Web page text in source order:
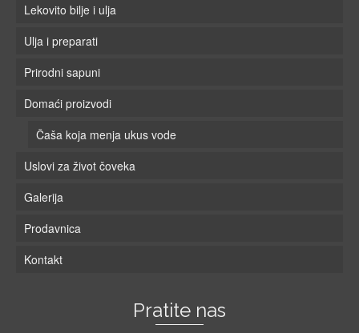
Lekovito bilje i ulja
Ulja i preparati
Prirodni sapuni
Domaći proizvodi
Čaša koja menja ukus vode
Uslovi za život čoveka
Galerija
Prodavnica
Kontakt
Pratite nas